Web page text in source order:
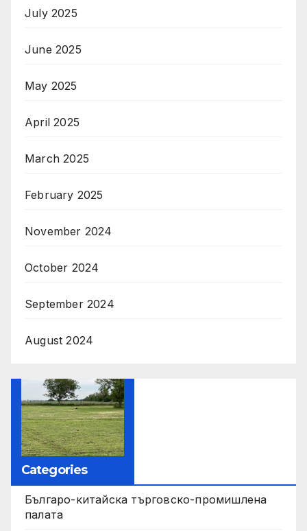
July 2025
June 2025
May 2025
April 2025
March 2025
February 2025
November 2024
October 2024
September 2024
August 2024
Categories
Българо-китайска търговско-промишлена
палата